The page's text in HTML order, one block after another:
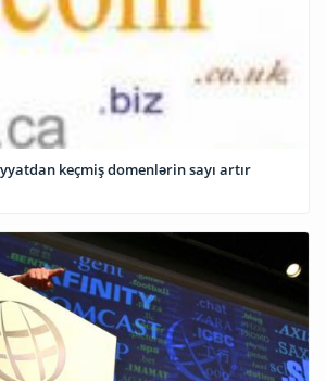
keçmiş domenlərin sayı artır